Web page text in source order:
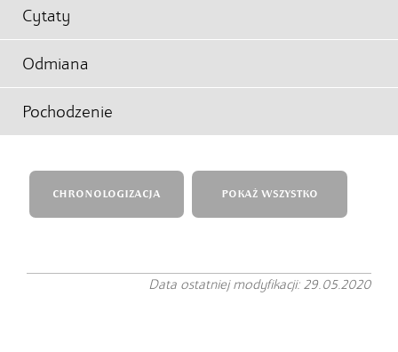
Cytaty
Odmiana
Pochodzenie
CHRONOLOGIZACJA POKAŻ WSZYSTKO
Data ostatniej modyfikacji: 29.05.2020